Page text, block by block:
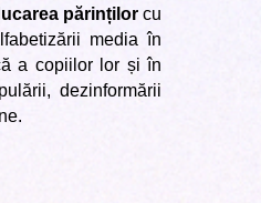
părințilorcu
media în
a copiilor lor și în
dezinformării